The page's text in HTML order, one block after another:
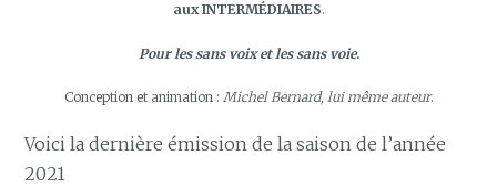
aux INTERMÉDIAIRES.
Pour les sans voix et les sans voie.
Conception et animation : Michel Bernard, lui même auteur.
Voici la dernière émission de la saison de l’année
2021